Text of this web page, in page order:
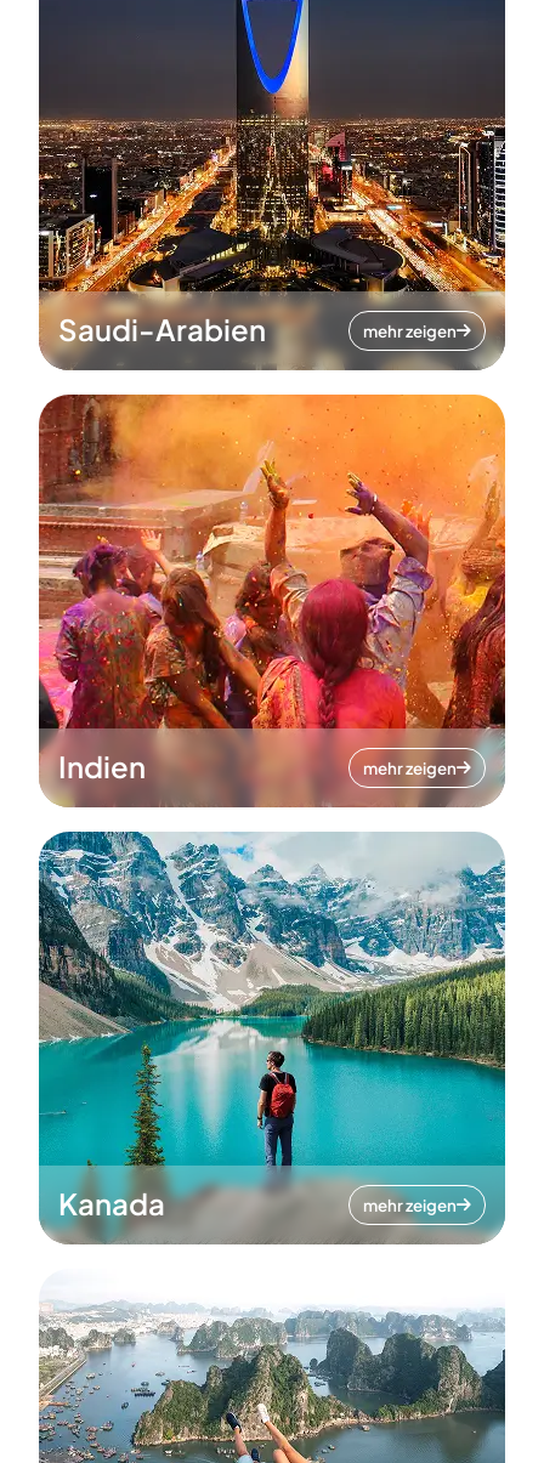
Saudi-Arabien mehr zeigen
Indien mehr zeigen
Kanada mehr zeigen